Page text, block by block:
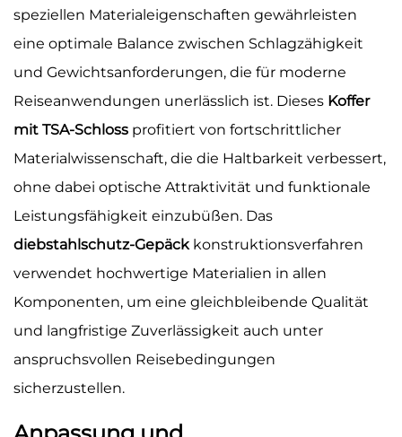
speziellen Materialeigenschaften gewährleisten
eine optimale Balance zwischen Schlagzähigkeit
und Gewichtsanforderungen, die für moderne
Reiseanwendungen unerlässlich ist. Dieses Koffer
mit TSA-Schloss profitiert von fortschrittlicher
Materialwissenschaft, die die Haltbarkeit verbessert,
ohne dabei optische Attraktivität und funktionale
Leistungsfähigkeit einzubüßen. Das
diebstahlschutz-Gepäck konstruktionsverfahren
verwendet hochwertige Materialien in allen
Komponenten, um eine gleichbleibende Qualität
und langfristige Zuverlässigkeit auch unter
anspruchsvollen Reisebedingungen
sicherzustellen.